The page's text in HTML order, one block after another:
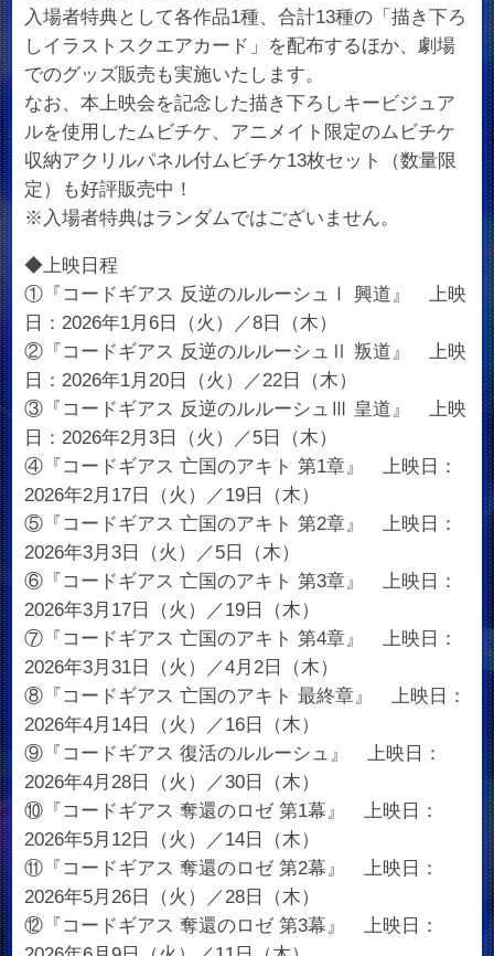
入場者特典として各作品1種、合計13種の「描き下ろ
しイラストスクエアカード」を配布するほか、劇場
でのグッズ販売も実施いたします。
なお、本上映会を記念した描き下ろしキービジュア
ルを使用したムビチケ、アニメイト限定のムビチケ
収納アクリルパネル付ムビチケ13枚セット（数量限
定）も好評販売中！
※入場者特典はランダムではございません。
◆上映日程
①『コードギアス 反逆のルルーシュⅠ 興道』 上映
日：2026年1月6日（火）／8日（木）
②『コードギアス 反逆のルルーシュⅡ 叛道』 上映
日：2026年1月20日（火）／22日（木）
③『コードギアス 反逆のルルーシュⅢ 皇道』 上映
日：2026年2月3日（火）／5日（木）
④『コードギアス 亡国のアキト 第1章』 上映日：
2026年2月17日（火）／19日（木）
⑤『コードギアス 亡国のアキト 第2章』 上映日：
2026年3月3日（火）／5日（木）
⑥『コードギアス 亡国のアキト 第3章』 上映日：
2026年3月17日（火）／19日（木）
⑦『コードギアス 亡国のアキト 第4章』 上映日：
2026年3月31日（火）／4月2日（木）
⑧『コードギアス 亡国のアキト 最終章』 上映日：
2026年4月14日（火）／16日（木）
⑨『コードギアス 復活のルルーシュ』 上映日：
2026年4月28日（火）／30日（木）
⑩『コードギアス 奪還のロゼ 第1幕』 上映日：
2026年5月12日（火）／14日（木）
⑪『コードギアス 奪還のロゼ 第2幕』 上映日：
2026年5月26日（火）／28日（木）
⑫『コードギアス 奪還のロゼ 第3幕』 上映日：